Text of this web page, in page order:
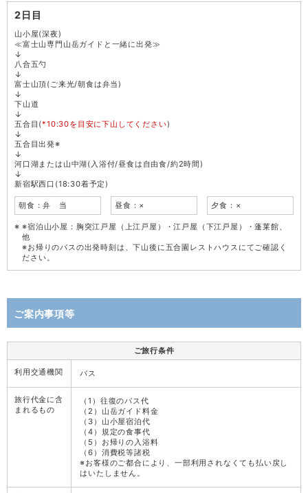
2日目
山小屋(深夜)
≪富士山専門山岳ガイドと一緒に出発≫
↓
八合五勺
↓
富士山頂(ご来光/朝食は弁当)
↓
下山道
↓
五合目(*10:30を目安に下山してください)
↓
五合目出発※
↓
河口湖または山中湖(入浴付/昼食は自由食/約2時間)
↓
新宿駅西口(18:30着予定)
朝食：弁 当 昼食：× 夕食：×
※宿泊山小屋：胸突江戸屋（上江戸屋）・江戸屋（下江戸屋）・蓬莱館、
他
※お帰りのバスの出発時刻は、下山後に五合園レストハウスにてご確認く
ださい。
ご案内事項等
ご旅行条件
利用交通機関 バス
旅行代金に含
まれるもの
（1）往復のバス代
（2）山岳ガイド料金
（3）山小屋宿泊代
（4）規定の食事代
（5）お帰りの入浴料
（6）消費税等諸税
※お客様のご都合により、一部利用されなくても払い戻し
はいたしません。